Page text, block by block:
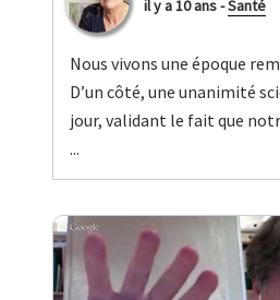
il y a 10 ans-Santé
Nous vivons une époque
D’un côté, une unanimité
jour, validant le fait que
...